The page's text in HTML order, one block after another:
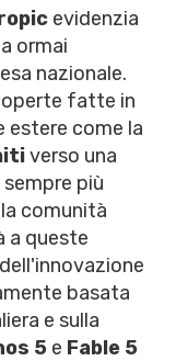
evidenzia
ormai
nazionale.
fatte in
estere come la
verso una
più
comunità
a queste
basata
e sulla
5 e Fable 5